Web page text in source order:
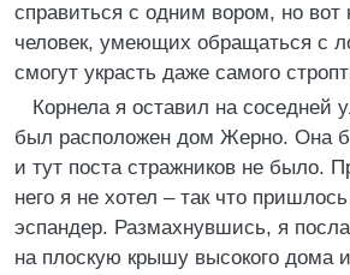
справиться с одним вором, но вот
человек, умеющих обращаться с
смогут украсть даже самого
Корнела я оставил на соседней
был расположен дом Жерно. Она
и тут поста стражников не было.
него я не хотел – так что
эспандер. Размахнувшись, я
на плоскую крышу высокого дома